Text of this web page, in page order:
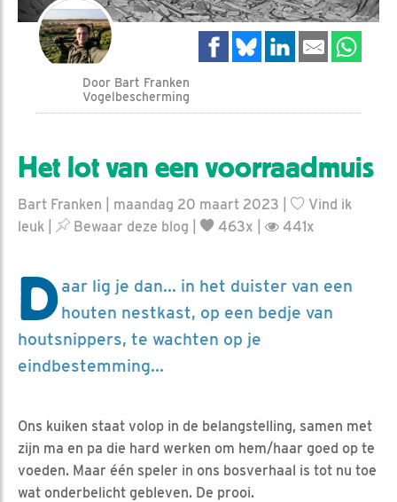
Door Bart Franken
Vogelbescherming
Het lot van een voorraadmuis
Bart Franken | maandag 20 maart 2023 |
Vind ik
leuk
Bewaar deze blog 463x | 441x
Daar lig je dan... in het duister van een
houten nestkast, op een bedje van
houtsnippers, te wachten op je
eindbestemming...
Ons kuiken staat volop in de belangstelling, samen met
zijn ma en pa die hard werken om hem/haar goed op te
voeden. Maar één speler in ons bosverhaal is tot nu toe
wat onderbelicht gebleven. De prooi.